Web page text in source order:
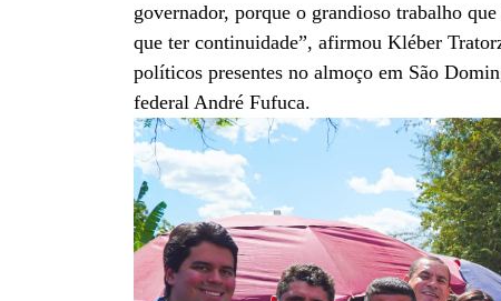
governador, porque o grandioso trabalho
que ter continuidade”, afirmou Kléber
políticos presentes no almoço em São
federal André Fufuca.